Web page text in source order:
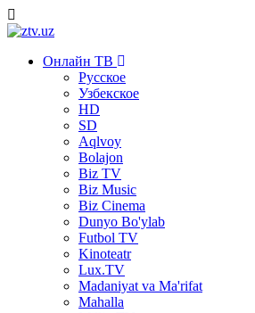
Онлайн ТВ
Русское
Узбекское
HD
SD
Aqlvoy
Bolajon
Biz TV
Biz Music
Biz Cinema
Dunyo Bo'ylab
Futbol TV
Kinoteatr
Lux.TV
Madaniyat va Ma'rifat
Mahalla